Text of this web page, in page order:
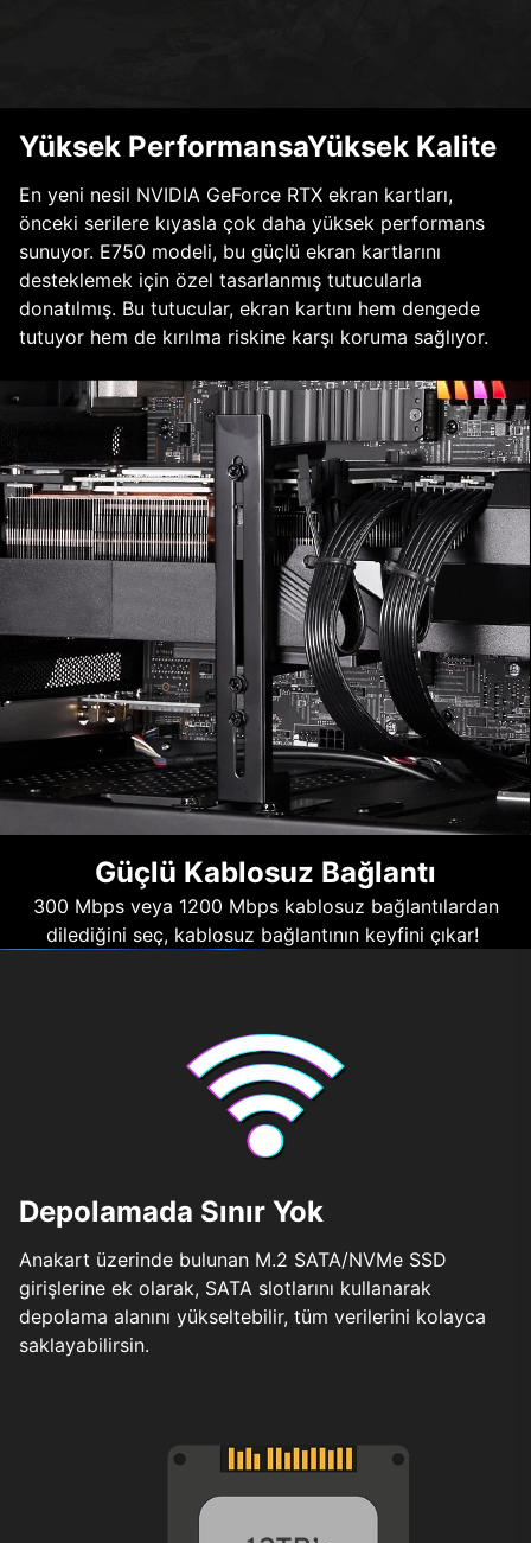
Yüksek PerformansaYüksek Kalite
En yeni nesil NVIDIA GeForce RTX ekran kartları,
önceki serilere kıyasla çok daha yüksek performans
sunuyor. E750 modeli, bu güçlü ekran kartlarını
desteklemek için özel tasarlanmış tutucularla
donatılmış. Bu tutucular, ekran kartını hem dengede
tutuyor hem de kırılma riskine karşı koruma sağlıyor.
Güçlü Kablosuz Bağlantı
300 Mbps veya 1200 Mbps kablosuz bağlantılardan
dilediğini seç, kablosuz bağlantının keyfini çıkar!
Depolamada Sınır Yok
Anakart üzerinde bulunan M.2 SATA/NVMe SSD
girişlerine ek olarak, SATA slotlarını kullanarak
depolama alanını yükseltebilir, tüm verilerini kolayca
saklayabilirsin.